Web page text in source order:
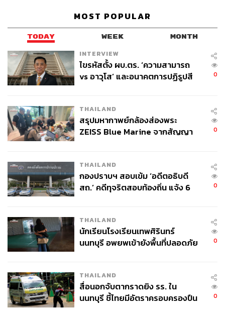
พล.ต.อ. วัชรพล ประสารราชกิจ อดีตประธานกรรมการ
ป.ป.ช.
ปรีชา เลิศกมลมาศ
พล.ต.อ. สถาพร หลาวทอง
ณรงค์ รัฐอมฤต
วิทยา อาคมพิทักษ์
สุวณา สุวรรณจูฑะ
พล.อ. บุณยวัจน์ เครือหงส์
ณัฐจักร ปัทมสิงห์ ณ อยุธยา
กรรมการ ป.ป.ช.
เดิมทีคุณวีระยื่นฟ้องกรรมการ ป.ป.ช. 12 คน
หลักฐานมาแสดงว่าตนเองพ้นตำแหน่งไปก่อนที่ ป.ป.ช. จะมี
มติไม่ให้เอกสาร
วีระไม่เคยเห็นหลักฐานนี้มาก่อน เพราะ ป.ป.ช. ไม่เคยให้
MOST POPULAR
TODAY WEEK MONTH
INTERVIEW
ไขรหัสตั้ง ผบ.ตร. ‘ความสามารถ
vs อาวุโส’ และอนาคตการปฏิรูปสี
0
THAILAND
สรุปมหากาพย์กล้องส่องพระ
ZEISS Blue Marine จากสัญญา
จ่ายหนี้-แอบระบุแบรนด์
0
THAILAND
กองปราบฯ สอบเข้ม ‘อดีตอธิบดี
สถ.’ คดีทุจริตสอบท้องถิ่น แจ้ง 6
0
THAILAND
นักเรียนโรงเรียนเทพศิรินทร์
นนทบุรี อพยพเข้ายังพื้นที่ปลอดภัย
0
THAILAND
สื่อนอกจับตากราดยิง รร. ใน
นนทบุรี ชี้ไทยมีอัตราครอบครองปืน
0